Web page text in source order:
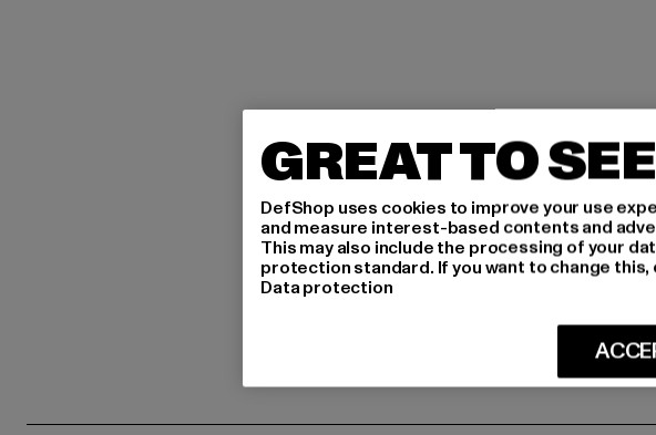
GREAT TO
DefShop uses cookies to improve your use
and measure interest-based contents and
This may also include the processing of your
protection standard. If you want to change
Data protection